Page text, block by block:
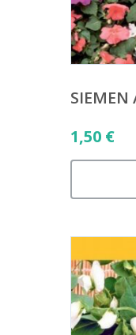
SIEMEN
1,50 €